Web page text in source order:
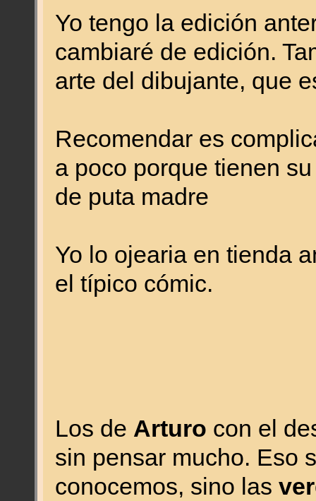
Yo tengo la edición
cambiaré de edición.
arte del dibujante, que
Recomendar es
a poco porque tienen
de puta madre
Yo lo ojearia en tienda
el típico cómic.
Los de Arturo con el
sin pensar mucho. Eso
conocemos, sino las